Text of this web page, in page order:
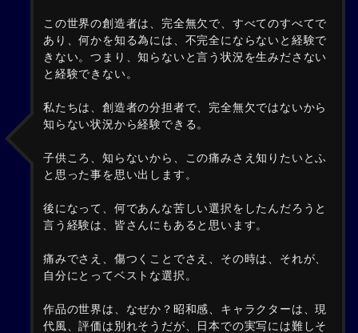
この世界の創造者は、完全無欠で、すべてのすべてで
あり、何かを知る為には、不完全にならないと経験で
きない。つまり、知らないと言う状況を生みださない
と経験できない。
私たちは、創造者の分担者で、完全無欠ではないから
知らない状況から経験できる。
子供ころ、知らないから、この痛みさえ知りたいとふ
と思った事を思い出します。
後になって、何であんな苦しい選択をしたんだろうと
言う経験は、皆さんにもあると思います。
痛みでさえ、傷つくことでさえ、その時は、それが、
自分にとってベストな選択。
作品の世界は、なぜか？昭和感、キャラクターは、現
代風、評価は別れそうだが、日本での実写には難しそ